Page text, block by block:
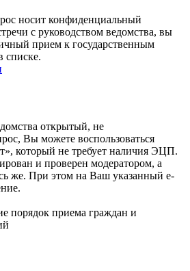
носит конфиденциальный
с руководством ведомства, вы
прием к государственным
списке.
открытый, не
Вы можете воспользоваться
который не требует наличия ЭЦП.
и проверен модератором, а
же. При этом на Ваш указанный e-
порядок приема граждан и